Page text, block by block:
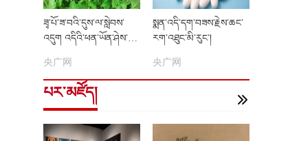
ཟྭ་པོ་ཟ་བའི་དུས་ལ་སླེབས་
འདུག འདིའི་ཕན་ཡོན་ཤེས་ཀྱི་
央广网
སྨན་འདི་དག་བཟས་རྗེས་ཆང་
རག་འཐུང་མི་རུང་།
央广网
པར་མཛོད།